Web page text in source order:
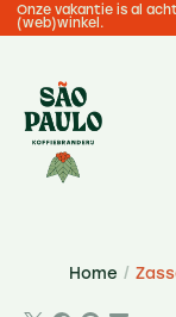
Onze vakantie is al
(web)winkel.
Home /